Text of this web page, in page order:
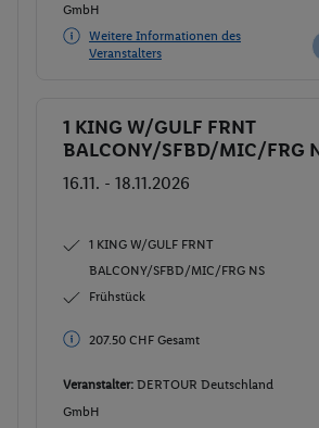
GmbH
Weitere Informationen des
Veranstalters
Buchen
1 KING W/GULF FRNT
BALCONY/SFBD/MIC/FRG
16.11. - 18.11.2026
1 KING W/GULF FRNT
BALCONY/SFBD/MIC/FRG NS
Frühstück
207.50 CHF Gesamt
Veranstalter: DERTOUR Deutschland
GmbH